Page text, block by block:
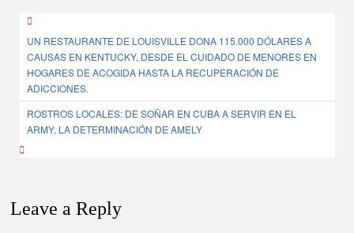
Post
navigation
UN RESTAURANTE DE LOUISVILLE DONA 115.000 DÓLARES A
CAUSAS EN KENTUCKY, DESDE EL CUIDADO DE MENORES EN
HOGARES DE ACOGIDA HASTA LA RECUPERACIÓN DE
ADICCIONES.
ROSTROS LOCALES: DE SOÑAR EN CUBA A SERVIR EN EL
ARMY, LA DETERMINACIÓN DE AMELY
Leave a Reply